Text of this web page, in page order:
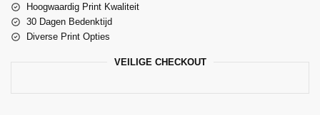
Hoogwaardig Print Kwaliteit
30 Dagen Bedenktijd
Diverse Print Opties
VEILIGE CHECKOUT